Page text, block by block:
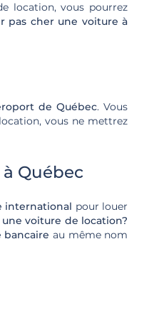
location, vous pourrez
pas cher une voiture à
de Québec. Vous
vous ne mettrez
Québec
international pour louer
voiture de location?
bancaire au même nom